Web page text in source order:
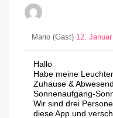
Mario (Gast) 12.
Hallo
Habe meine
Zuhause &
Sonnenaufgang-
Wir sind drei
diese App und